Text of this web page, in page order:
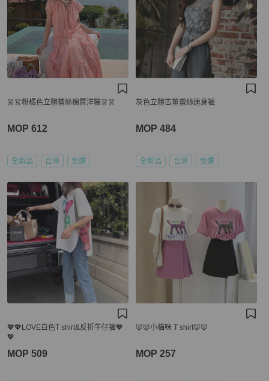
👗👗粉橘色立體蕾絲棉質洋裝👗👗
MOP 612
全新品 台灣 免運
灰色立體古董蕾絲連身褲
MOP 484
全新品 台灣 免運
💖💖LOVE白色T shirt&反折牛仔褲💖
💖
MOP 509
🦊🦊小貓咪 T shirt🦊🦊
MOP 257